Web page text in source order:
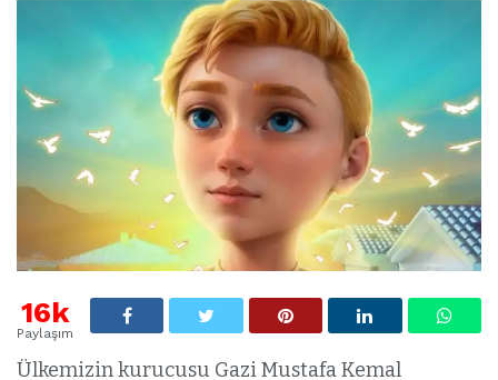
16k
Paylaşım
Ülkemizin kurucusu Gazi Mustafa Kemal